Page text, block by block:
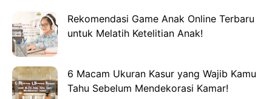
Rekomendasi Game Anak Online Terbaru
untuk Melatih Ketelitian Anak!
6 Macam Ukuran Kasur yang Wajib Kamu
Tahu Sebelum Mendekorasi Kamar!